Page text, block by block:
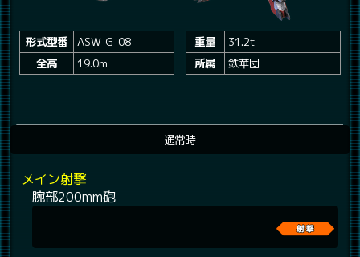
形式型番
ASW-G-08
全高
19.0m
重量
31.2t
所属
鉄華団
通常時
メイン射撃
腕部200mm砲